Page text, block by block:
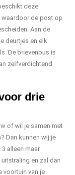
deze
waardoor de post op
Aan de
deurtjes en elk
De brievenbus is
zelfverdichtend
drie
of wil je samen met
Dan kunnen wij je
alleen maar
en zal dan
voortuin van je